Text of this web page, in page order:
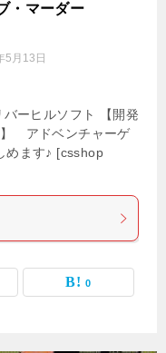
・マーダー
5月13日
ーヒルソフト 【開発
アドベンチャーゲ
めます♪ [csshop
0